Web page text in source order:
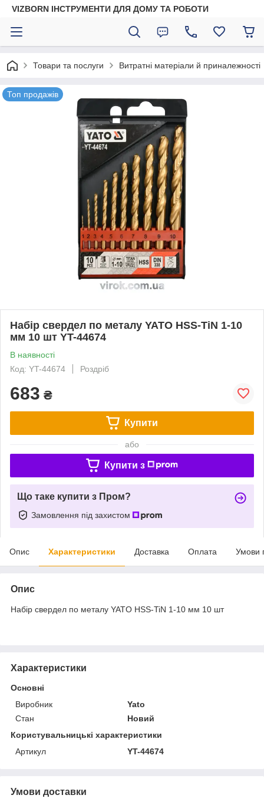
VIZBORN ІНСТРУМЕНТИ ДЛЯ ДОМУ ТА РОБОТИ
Товари та послуги Витратні матеріали й приналежності
Топ продажів
Набір свердел по металу YATO HSS-TiN 1-10
мм 10 шт YT-44674
В наявності
Код: YT-44674
Роздріб
683 ₴
Купити
або
Купити з
Що таке купити з Пром?
Замовлення під захистом
Опис Характеристики Доставка Оплата Умови
Опис
Набір свердел по металу YATO HSS-TiN 1-10 мм 10 шт
Характеристики
Основні
Виробник
Yato
Стан
Новий
Користувальницькі характеристики
Артикул
YT-44674
Умови доставки